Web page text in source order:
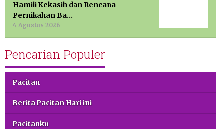
Hamili Kekasih dan Rencana
Pernikahan Ba…
4 Agustus 2026
Pencarian Populer
Pacitan
Berita Pacitan Hari ini
Pacitanku